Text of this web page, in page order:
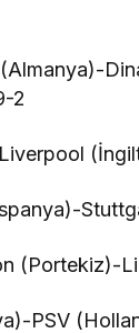
2
(Portekiz)-
PSV